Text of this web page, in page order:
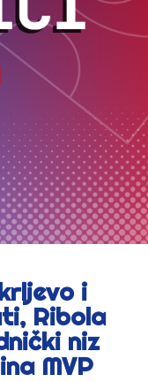
i
Ribola
niz
MVP